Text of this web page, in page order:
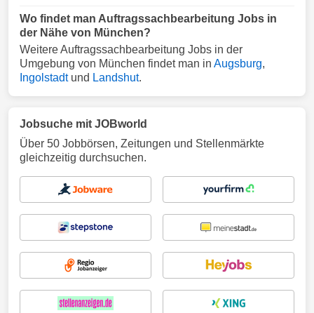
Wo findet man Auftragssachbearbeitung Jobs in
der Nähe von München?
Weitere Auftragssachbearbeitung Jobs in der
Umgebung von München findet man in Augsburg,
Ingolstadtund Landshut.
Jobsuche mit JOBworld
Über 50 Jobbörsen, Zeitungen und Stellenmärkte
gleichzeitig durchsuchen.